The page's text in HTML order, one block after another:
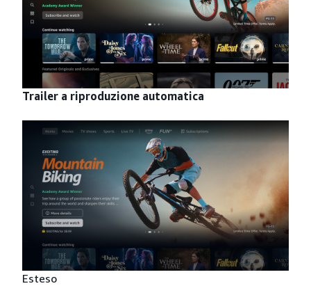
Trailer a riproduzione automatica
Esteso